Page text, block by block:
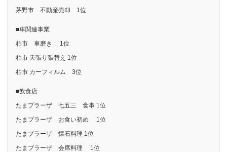
茅野市 不動産売却 1位
■車関連事業
柏市 車磨き 1位
柏市 天張り張替え 1位
柏市 カーフィルム 3位
■飲食店
たまプラーザ 七五三 食事 1位
たまプラーザ お食い初め 1位
たまプラーザ 懐石料理 1位
たまプラーザ 会席料理 1位